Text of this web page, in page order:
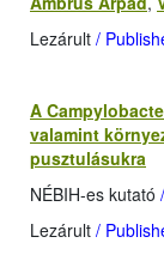
Lezárult /
A
valamint
pusztulásukra
NÉBIH-es kutató
Lezárult /